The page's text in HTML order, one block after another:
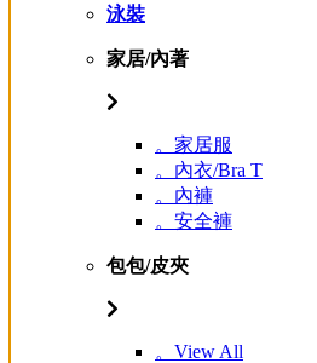
泳裝
家居/內著
。家居服
。內衣/Bra T
。內褲
。安全褲
包包/皮夾
。View All